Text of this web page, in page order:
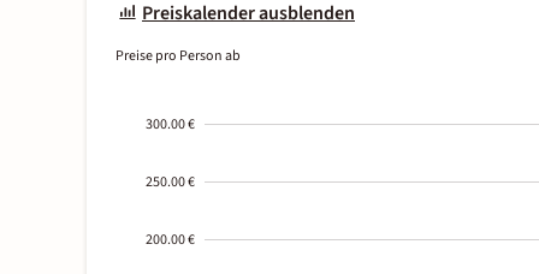
Preiskalender ausblenden
Preise pro Person ab
300.00 €
250.00 €
200.00 €